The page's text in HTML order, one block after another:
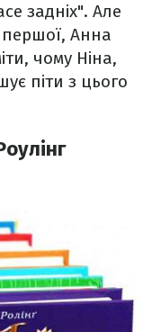
задніх". Але
Анна
чому Ніна,
піти з цього